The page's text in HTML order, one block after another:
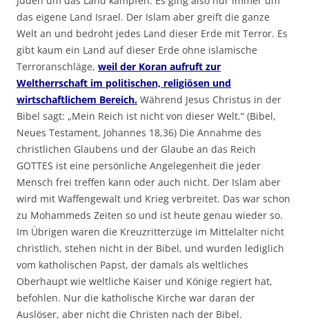
das eigene Land Israel. Der Islam aber greift die ganze
Welt an und bedroht jedes Land dieser Erde mit Terror. Es
gibt kaum ein Land auf dieser Erde ohne islamische
Terroranschläge, weil der Koran aufruft zur
Weltherrschaft im politischen, religiösen und
wirtschaftlichem Bereich. Während Jesus Christus in der
Bibel sagt: „Mein Reich ist nicht von dieser Welt.“ (Bibel,
Neues Testament, Johannes 18,36) Die Annahme des
christlichen Glaubens und der Glaube an das Reich
GOTTES ist eine persönliche Angelegenheit die jeder
Mensch frei treffen kann oder auch nicht. Der Islam aber
wird mit Waffengewalt und Krieg verbreitet. Das war schon
zu Mohammeds Zeiten so und ist heute genau wieder so.
Im Übrigen waren die Kreuzritterzüge im Mittelalter nicht
christlich, stehen nicht in der Bibel, und wurden lediglich
vom katholischen Papst, der damals als weltliches
Oberhaupt wie weltliche Kaiser und Könige regiert hat,
befohlen. Nur die katholische Kirche war daran der
Auslöser, aber nicht die Christen nach der Bibel.